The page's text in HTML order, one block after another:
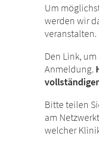
Um
werden wir
veranstalten.
Den Link,
Anmeldung.
Bitte teilen
am
welcher